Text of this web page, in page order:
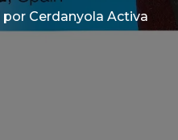
por Cerdanyola Activa